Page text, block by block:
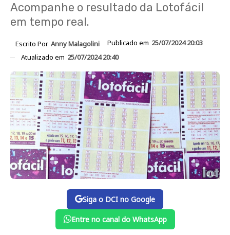
Acompanhe o resultado da Lotofácil
em tempo real.
Escrito Por Anny Malagolini Publicado em 25/07/2024 20:03
Atualizado em 25/07/2024 20:40
DCI
Siga o DCI no Google
Entre no canal do WhatsApp